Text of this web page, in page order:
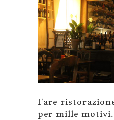
Fare
per mille